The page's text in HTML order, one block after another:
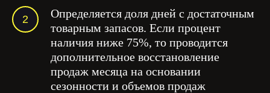
Определяется доля дней с достаточным
товарным запасов. Если процент
наличия ниже 75%, то проводится
дополнительное восстановление
продаж месяца на основании
сезонности и объемов продаж